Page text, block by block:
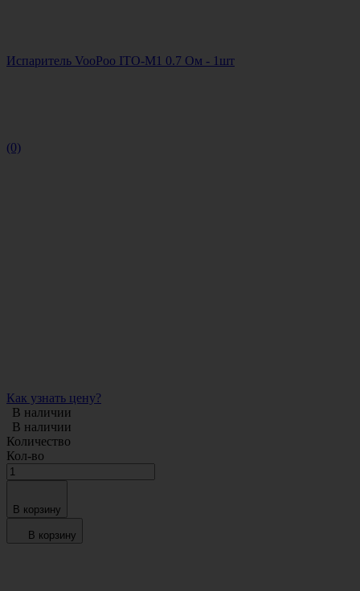
Испаритель VooPoo ITO-M1 0.7 Ом - 1шт
(0)
Как узнать цену?
В наличии
В наличии
Количество
Кол-во
В корзину
В корзину